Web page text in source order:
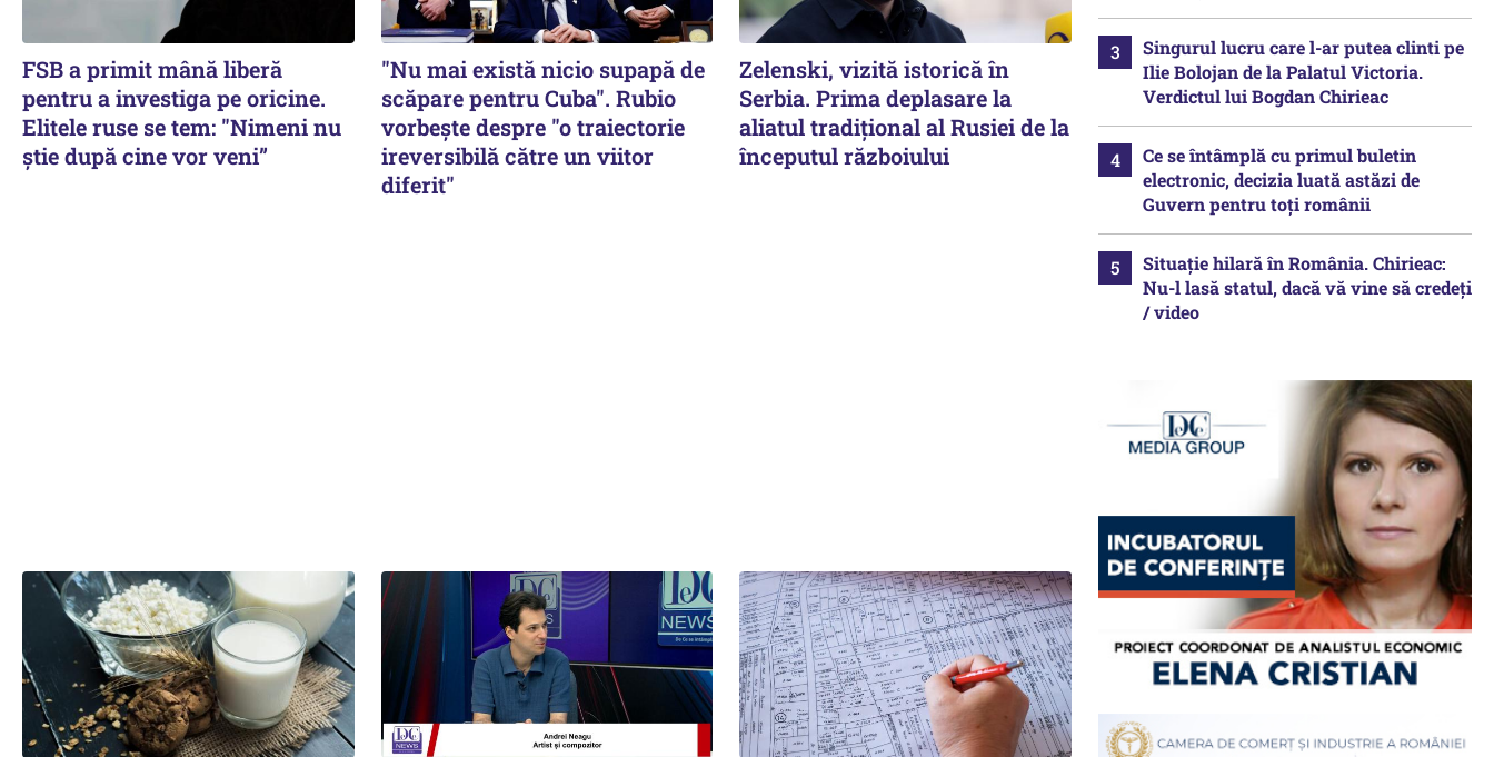
FSB a primit mână liberă
pentru a investiga pe oricine.
Elitele ruse se tem: "Nimeni nu
știe după cine vor veni”
"Nu mai există nicio supapă de
scăpare pentru Cuba". Rubio
vorbește despre "o traiectorie
ireversibilă către un viitor
diferit"
Zelenski, vizită istorică în
Serbia. Prima deplasare la
aliatul tradițional al Rusiei de la
începutul războiului
Singurul lucru care l-ar putea clinti pe
Ilie Bolojan de la Palatul Victoria.
Verdictul lui Bogdan Chirieac
Ce se întâmplă cu primul buletin
electronic, decizia luată astăzi de
Guvern pentru toți românii
Situație hilară în România. Chirieac:
Nu-l lasă statul, dacă vă vine să credeți
/ video